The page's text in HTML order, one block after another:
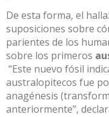
De esta forma, el
suposiciones sobre
parientes de los
sobre los primeros
“Este nuevo fósil
australopitecos fue
anagénesis
anteriormente”,